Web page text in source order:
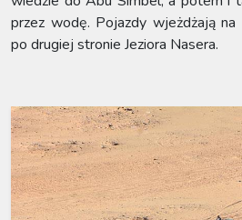
przez wodę. Pojazdy wjeżdżają
po drugiej stronie Jeziora Nasera.